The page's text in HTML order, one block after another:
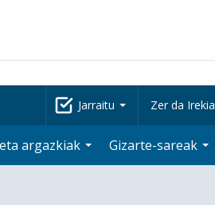
Jarraitu Zer da Irekia
argazkiak Gizarte-sareak